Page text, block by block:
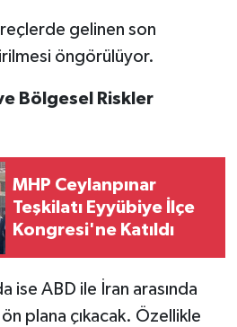
gelinen son
öngörülüyor.
Bölgesel Riskler
MHP Ceylanpınar
Teşkilatı Eyyübiye İlçe
Kongresi'ne Katıldı
ise ABD ile İran arasında
plana çıkacak. Özellikle